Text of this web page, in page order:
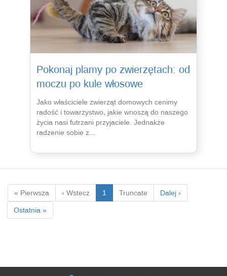
Pokonaj plamy po zwierzętach: od
moczu po kule włosowe
Jako właściciele zwierząt domowych cenimy
radość i towarzystwo, jakie wnoszą do naszego
życia nasi futrzani przyjaciele. Jednakże
radzenie sobie z...
« Pierwsza ‹ Wstecz 1 Truncate
Dalej ›
Ostatnia »